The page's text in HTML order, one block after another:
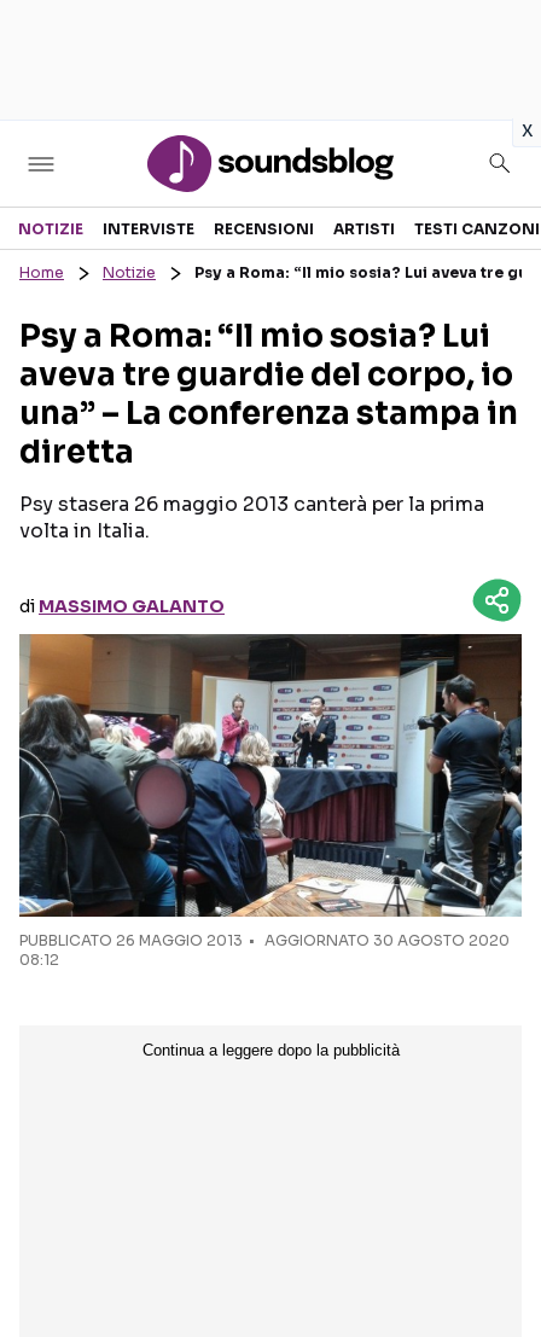
x
Sezioni
RECENSIONI MUSICALI
INTERVISTE
GOSSIP E CURIOSITÀ
TESTI CANZONI
TOUR ED EVENTI
TALENT SHOW
Seguici sui social
NOTIZIE INTERVISTE RECENSIONI ARTISTI TESTI CANZONI
Home Notizie Psy a Roma: “Il mio sosia? Lui aveva tre
Psy a Roma: “Il mio sosia? Lui
aveva tre guardie del corpo, io
una” – La conferenza stampa in
diretta
Psy stasera 26 maggio 2013 canterà per la prima
volta in Italia.
di MASSIMO GALANTO
PUBBLICATO 26 MAGGIO 2013
AGGIORNATO 30 AGOSTO 2020
08:12